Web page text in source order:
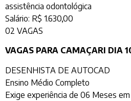
assistência odontológica
Salário: R$ 1.630,00
02 VAGAS
VAGAS PARA CAMAÇARI DIA
DESENHISTA DE AUTOCAD
Ensino Médio Completo
Exige experiência de 06 Meses em